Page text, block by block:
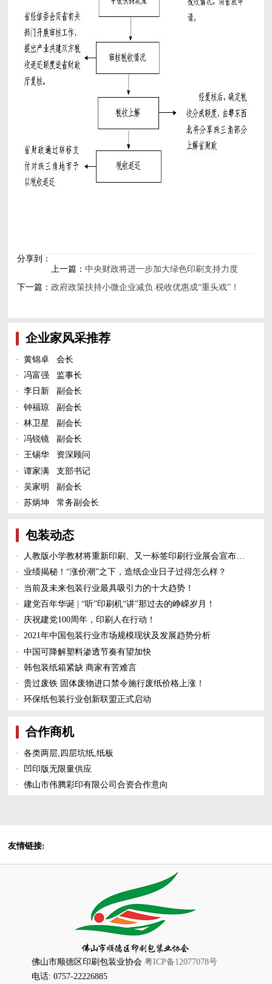
分享到：
上一篇： 中央财政将进一步加大绿色印刷支持力度
下一篇： 政府政策扶持小微企业减负 税收优惠成“重头戏”！
企业家风采推荐
·
黄锦卓 会长
·
冯富强 监事长
·
李日新 副会长
·
钟福琼 副会长
·
林卫星 副会长
·
冯锐镜 副会长
·
王锡华 资深顾问
·
谭家满 支部书记
·
吴家明 副会长
·
苏炳坤 常务副会长
包装动态
·
人教版小学教材将重新印刷、又一标签印刷行业展会宣布延期、5家造纸及包装印刷富豪上榜新财富500富人榜......
·
业绩揭秘！“涨价潮”之下，造纸企业日子过得怎么样？
·
当前及未来包装行业最具吸引力的十大趋势！
·
建党百年华诞 | “听”印刷机“讲”那过去的峥嵘岁月！
·
庆祝建党100周年，印刷人在行动！
·
2021年中国包装行业市场规模现状及发展趋势分析
·
中国可降解塑料渗透节奏有望加快
·
韩包装纸箱紧缺 商家有苦难言
·
贵过废铁 固体废物进口禁令施行废纸价格上涨！
·
环保纸包装行业创新联盟正式启动
合作商机
·
各类两层,四层坑纸,纸板
·
凹印版无限量供应
·
佛山市伟腾彩印有限公司合资合作意向
友情链接:
佛山市顺德区印刷包装业协会 粤ICP备12077078号
电话: 0757-22226885